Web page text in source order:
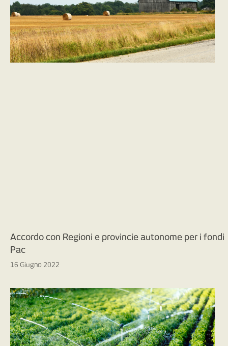
Accordo con Regioni e provincie autonome per i fondi
Pac
16 Giugno 2022